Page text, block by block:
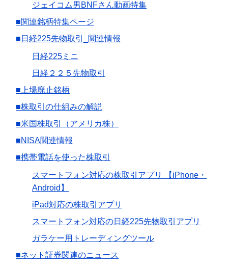
ジェイコム男BNFさん動画特集
■関連銘柄特集ページ
■日経225先物取引_関連情報
日経225ミニ
日経２２５先物取引
■上場廃止銘柄
■株取引の仕組みの解説
■米国株取引（アメリカ株）
■NISA関連情報
■携帯電話を使った株取引
スマートフォン対応の株取引アプリ 【iPhone・
Android】
iPad対応の株取引アプリ
スマートフォン対応の日経225先物取引アプリ
ガラケー用トレーディングツール
■ネット証券関連のニュース